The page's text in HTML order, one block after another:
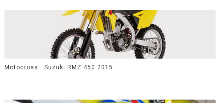
Motocross : Suzuki RMZ 450 2015